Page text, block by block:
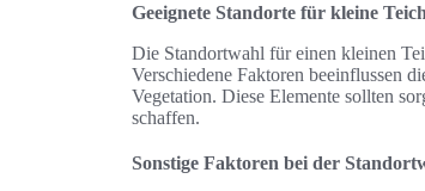
Geeignete Standorte für kleine
Die Standortwahl für einen kleinen
Verschiedene Faktoren beeinflussen
Vegetation. Diese Elemente sollten
schaffen.
Sonstige Faktoren bei der